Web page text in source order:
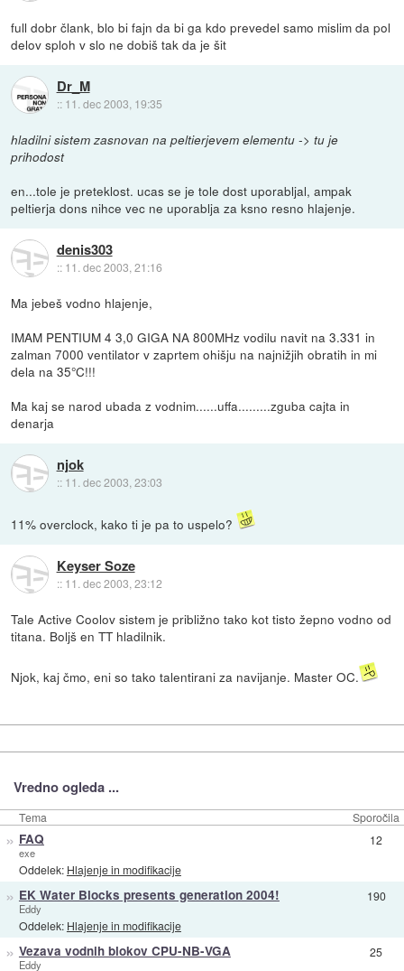
full dobr člank, blo bi fajn da bi ga kdo prevedel samo mislim da pol
delov sploh v slo ne dobiš tak da je šit
Dr_M
:: 11. dec 2003, 19:35
hladilni sistem zasnovan na peltierjevem elementu -> tu je
prihodost
en...tole je preteklost. ucas se je tole dost uporabljal, ampak
peltierja dons nihce vec ne uporablja za ksno resno hlajenje.
denis303
:: 11. dec 2003, 21:16
Ma jebeš vodno hlajenje,
IMAM PENTIUM 4 3,0 GIGA NA 800MHz vodilu navit na 3.331 in
zalman 7000 ventilator v zaprtem ohišju na najnižjih obratih in mi
dela na 35°C!!!
Ma kaj se narod ubada z vodnim......uffa.........zguba cajta in
denarja
njok
:: 11. dec 2003, 23:03
11% overclock, kako ti je pa to uspelo?
Keyser Soze
:: 11. dec 2003, 23:12
Tale Active Coolov sistem je približno tako kot tisto žepno vodno od
titana. Boljš en TT hladilnik.
Njok, kaj čmo, eni so tako talentirani za navijanje. Master OC.
Vredno ogleda ...
Tema Sporočila
» FAQ
exe
Oddelek: Hlajenje in modifikacije
12
» EK Water Blocks presents generation 2004!
Eddy
Oddelek: Hlajenje in modifikacije
190
» Vezava vodnih blokov CPU-NB-VGA
Eddy
25